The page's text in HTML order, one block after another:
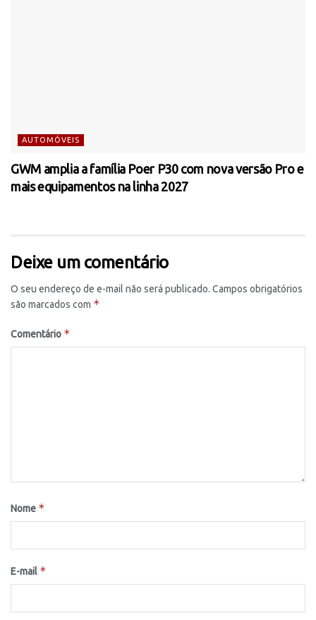
AUTOMÓVEIS
GWM amplia a família Poer P30 com nova versão Pro e
mais equipamentos na linha 2027
Deixe um comentário
O seu endereço de e-mail não será publicado. Campos obrigatórios
são marcados com *
Comentário *
Nome *
E-mail *